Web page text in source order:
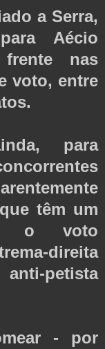
a Serra,
Aécio
nas
voto, entre
para
têm um
o voto
direita
petista
- por